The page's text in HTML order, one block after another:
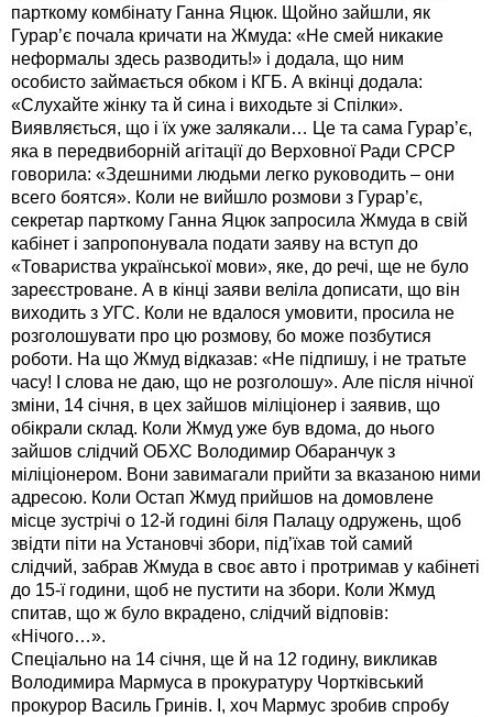
парткому комбінату Ганна Яцюк. Щойно зайшли, як
Гурар’є почала кричати на Жмуда: «Не смей никакие
неформалы здесь разводить!» і додала, що ним
особисто займається обком і КГБ. А вкінці додала:
«Слухайте жінку та й сина і виходьте зі Cпілки».
Виявляється, що і їх уже залякали… Це та сама Гурар’є,
яка в передвиборній агітації до Верховної Ради СРСР
говорила: «Здешними людьми легко руководить – они
всего боятся». Коли не вийшло розмови з Гурар’є,
секретар парткому Ганна Яцюк запросила Жмуда в свій
кабінет і запропонувала подати заяву на вступ до
«Товариства української мови», яке, до речі, ще не було
зареєстроване. А в кінці заяви веліла дописати, що він
виходить з УГС. Коли не вдалося умовити, просила не
розголошувати про цю розмову, бо може позбутися
роботи. На що Жмуд відказав: «Не підпишу, і не тратьте
часу! І слова не даю, що не розголошу». Але після нічної
зміни, 14 січня, в цех зайшов міліціонер і заявив, що
обікрали склад. Коли Жмуд уже був вдома, до нього
зайшов слідчий ОБХС Володимир Обаранчук з
міліціонером. Вони завимагали прийти за вказаною ними
адресою. Коли Остап Жмуд прийшов на домовлене
місце зустрічі о 12-й годині біля Палацу одружень, щоб
звідти піти на Установчі збори, під’їхав той самий
слідчий, забрав Жмуда в своє авто і протримав у кабінеті
до 15-ї години, щоб не пустити на збори. Коли Жмуд
спитав, що ж було вкрадено, слідчий відповів:
«Нічого…».
Спеціально на 14 січня, ще й на 12 годину, викликав
Володимира Мармуса в прокуратуру Чортківський
прокурор Василь Гринів. І, хоч Мармус зробив спробу